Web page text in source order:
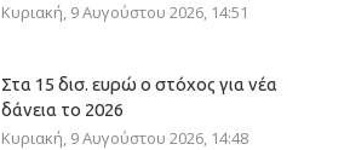
Κυριακή, 9 Αυγούστου 2026, 14:51
Στα 15 δισ. ευρώ ο στόχος για νέα
δάνεια το 2026
Κυριακή, 9 Αυγούστου 2026, 14:48